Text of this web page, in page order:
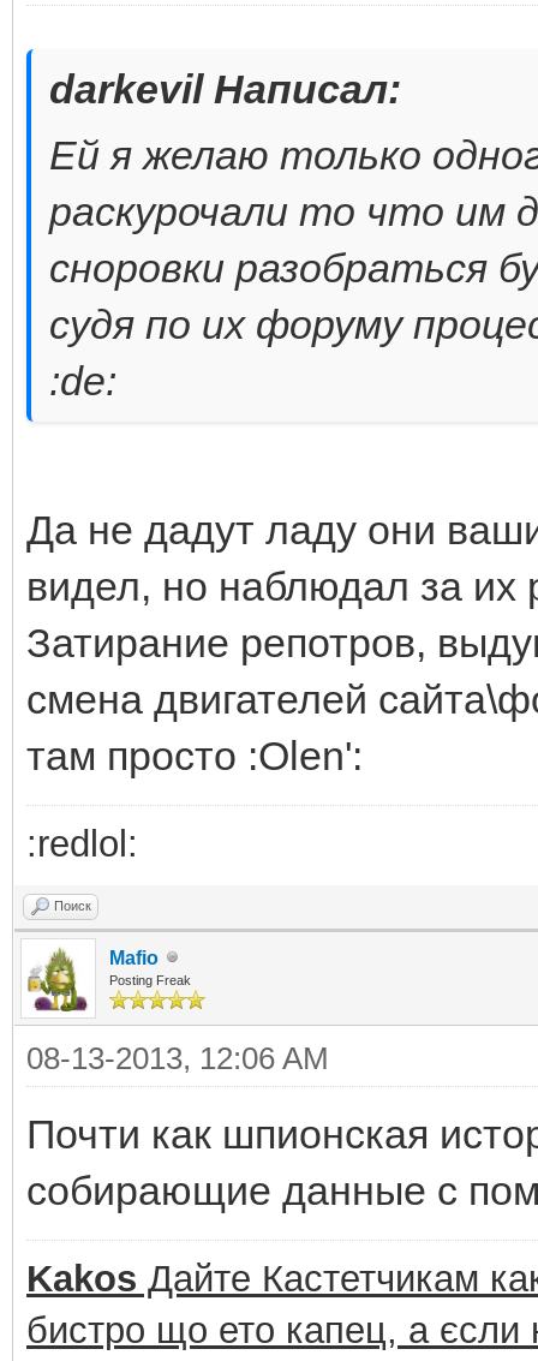
darkevil Написал:
Ей я желаю только
раскурочали то что им
сноровки разобраться
судя по их форуму
:de:
Да не дадут ладу они
видел, но наблюдал за их
Затирание репотров,
смена двигателей
там просто :Olen':
:redlol:
Поиск
Mafio
Posting Freak
08-13-2013, 12:06 AM
Почти как шпионская
собирающие данные с
Kakos Дайте Кастетчикам
бистро що ето капец, а єсли